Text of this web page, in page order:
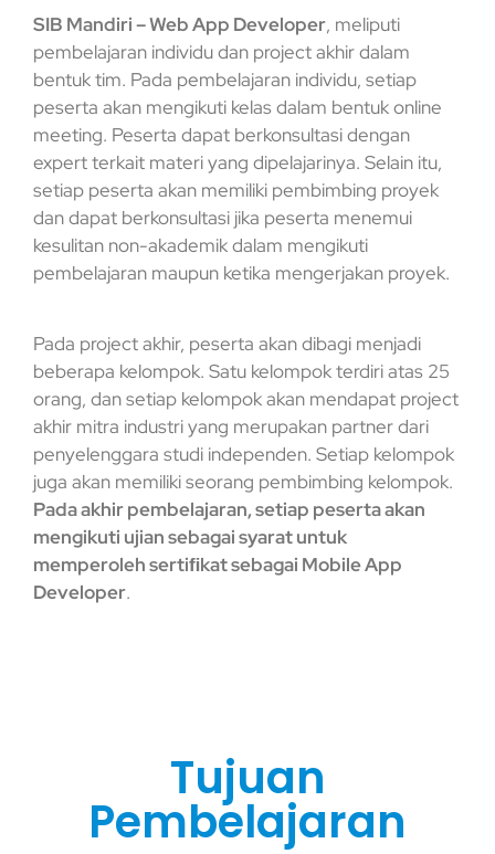
SIB Mandiri – Web App Developer, meliputi
pembelajaran individu dan project akhir dalam
bentuk tim. Pada pembelajaran individu, setiap
peserta akan mengikuti kelas dalam bentuk online
meeting. Peserta dapat berkonsultasi dengan
expert terkait materi yang dipelajarinya. Selain itu,
setiap peserta akan memiliki pembimbing proyek
dan dapat berkonsultasi jika peserta menemui
kesulitan non-akademik dalam mengikuti
pembelajaran maupun ketika mengerjakan proyek.
Pada project akhir, peserta akan dibagi menjadi
beberapa kelompok. Satu kelompok terdiri atas 25
orang, dan setiap kelompok akan mendapat project
akhir mitra industri yang merupakan partner dari
penyelenggara studi independen. Setiap kelompok
juga akan memiliki seorang pembimbing kelompok.
Pada akhir pembelajaran, setiap peserta akan
mengikuti ujian sebagai syarat untuk
memperoleh sertiﬁkat sebagai Mobile App
Developer.
Tujuan
Pembelajaran